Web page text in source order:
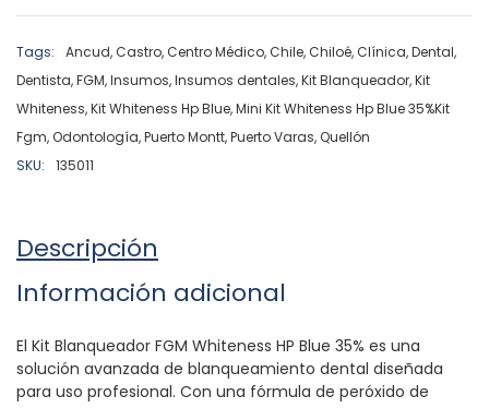
Tags: Ancud,Castro,Centro Médico,Chile,Chiloé,Clínica,Dental,
Dentista,FGM,Insumos,Insumos dentales,Kit Blanqueador,Kit
Whiteness,Kit Whiteness Hp Blue,Mini Kit Whiteness Hp Blue 35%Kit
Fgm,Odontología,Puerto Montt,Puerto Varas,Quellón
SKU:
135011
Descripción
Información adicional
El Kit Blanqueador FGM Whiteness HP Blue 35% es una
solución avanzada de blanqueamiento dental diseñada
para uso profesional. Con una fórmula de peróxido de